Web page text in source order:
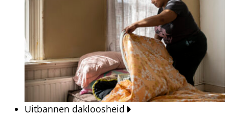
Uitbannen dakloosheid